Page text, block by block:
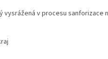
vysrážená v procesu sanforizace